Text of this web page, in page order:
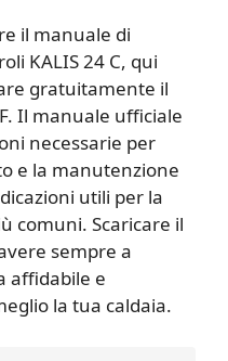
il manuale di
KALIS 24 C, qui
gratuitamente il
Il manuale ufficiale
necessarie per
e la manutenzione
utili per la
comuni. Scaricare il
sempre a
affidabile e
la tua caldaia.